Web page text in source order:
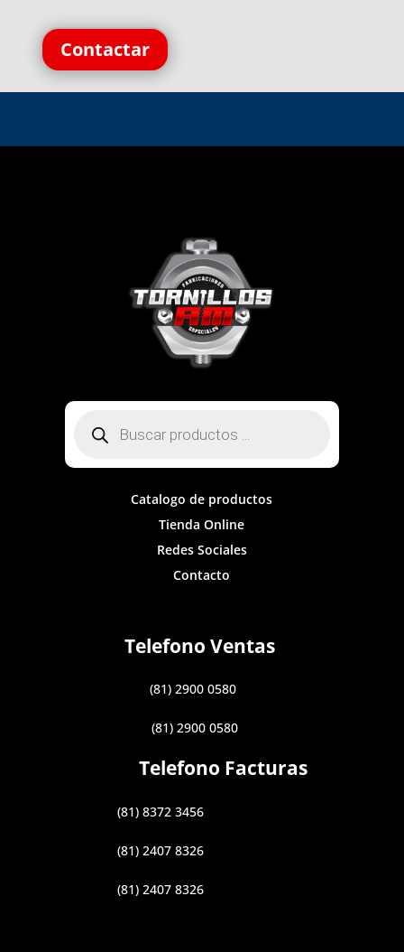
Contactar
productos
Catalogo de productos
Tienda Online
Redes Sociales
Contacto
Telefono Ventas
(81) 2900 0580
(81) 2900 0580
Telefono Facturas
(81) 8372 3456
(81) 2407 8326
(81) 2407 8326